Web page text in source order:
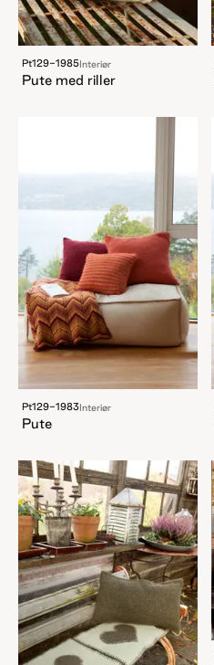
Pt129-1985Interiør
Pute med riller
Pt129-1983Interiør
Pute